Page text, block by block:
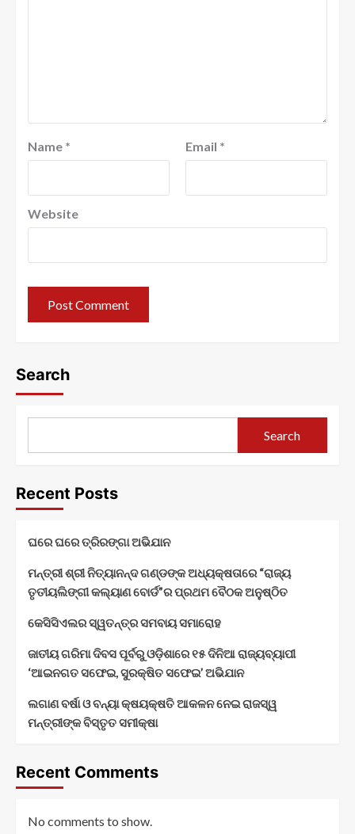
Name * Email *
Website
Search
Search
Recent Posts
ଘରେ ଘରେ ତ୍ରିରଙ୍ଗା ଅଭିଯାନ
ମନ୍ତ୍ରୀ ଶ୍ରୀ ନିତ୍ୟାନନ୍ଦ ଗଣ୍ଡଙ୍କ ଅଧ୍ୟକ୍ଷତାରେ “ରାଜ୍ୟ
ତୃତୀୟଲିଙ୍ଗୀ କଲ୍ୟାଣ ବୋର୍ଡ”ର ପ୍ରଥମ ବୈଠକ ଅନୁଷ୍ଠିତ
କେସିସିଏଲର ସ୍ୱତନ୍ତ୍ର ସମବାୟ ସମାରୋହ
ଜାତୀୟ ଗରିମା ଦିବସ ପୂର୍ବରୁ ଓଡ଼ିଶାରେ ୧୫ ଦିନିଆ ରାଜ୍ୟବ୍ୟାପୀ
‘ଆଇନଗତ ସଫେଇ, ସୁରକ୍ଷିତ ସଫେଇ’ ଅଭିଯାନ
ଲଗାଣ ବର୍ଷା ଓ ବନ୍ୟା କ୍ଷୟକ୍ଷତି ଆକଳନ ନେଇ ରାଜସ୍ୱ
ମନ୍ତ୍ରୀଙ୍କ ବିସ୍ତୃତ ସମୀକ୍ଷା
Recent Comments
No comments to show.